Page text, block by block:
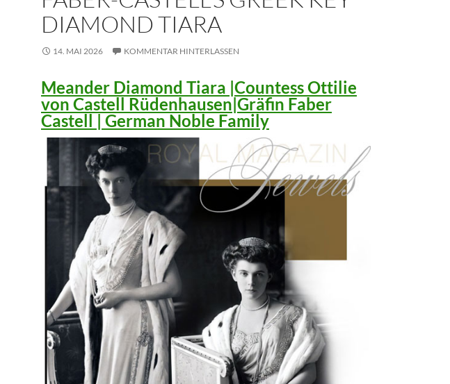
DIAMOND TIARA
14. MAI 2026 KOMMENTAR HINTERLASSEN
Meander Diamond Tiara |Countess Ottilie
von Castell Rüdenhausen|Gräfin Faber
Castell | German Noble Family